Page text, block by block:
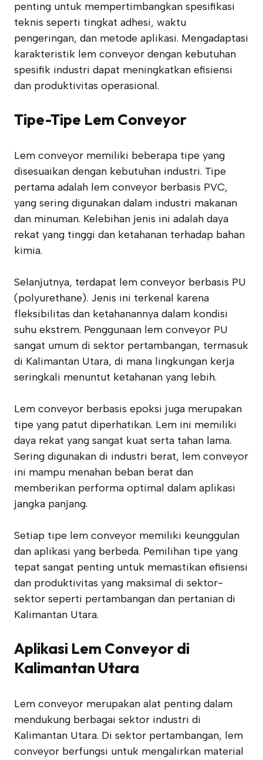
penting untuk mempertimbangkan spesifikasi
teknis seperti tingkat adhesi, waktu
pengeringan, dan metode aplikasi. Mengadaptasi
karakteristik lem conveyor dengan kebutuhan
spesifik industri dapat meningkatkan efisiensi
dan produktivitas operasional.
Tipe-Tipe Lem Conveyor
Lem conveyor memiliki beberapa tipe yang
disesuaikan dengan kebutuhan industri. Tipe
pertama adalah lem conveyor berbasis PVC,
yang sering digunakan dalam industri makanan
dan minuman. Kelebihan jenis ini adalah daya
rekat yang tinggi dan ketahanan terhadap bahan
kimia.
Selanjutnya, terdapat lem conveyor berbasis PU
(polyurethane). Jenis ini terkenal karena
fleksibilitas dan ketahanannya dalam kondisi
suhu ekstrem. Penggunaan lem conveyor PU
sangat umum di sektor pertambangan, termasuk
di Kalimantan Utara, di mana lingkungan kerja
seringkali menuntut ketahanan yang lebih.
Lem conveyor berbasis epoksi juga merupakan
tipe yang patut diperhatikan. Lem ini memiliki
daya rekat yang sangat kuat serta tahan lama.
Sering digunakan di industri berat, lem conveyor
ini mampu menahan beban berat dan
memberikan performa optimal dalam aplikasi
jangka panjang.
Setiap tipe lem conveyor memiliki keunggulan
dan aplikasi yang berbeda. Pemilihan tipe yang
tepat sangat penting untuk memastikan efisiensi
dan produktivitas yang maksimal di sektor-
sektor seperti pertambangan dan pertanian di
Kalimantan Utara.
Aplikasi Lem Conveyor di
Kalimantan Utara
Lem conveyor merupakan alat penting dalam
mendukung berbagai sektor industri di
Kalimantan Utara. Di sektor pertambangan, lem
conveyor berfungsi untuk mengalirkan material